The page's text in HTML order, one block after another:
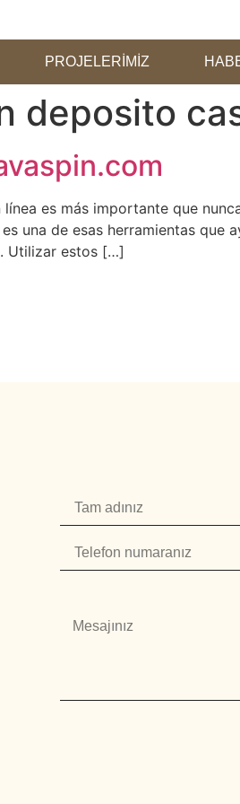
PROJELERİMİZ
deposito
es más importante que
una de esas herramientas que
Utilizar estos […]